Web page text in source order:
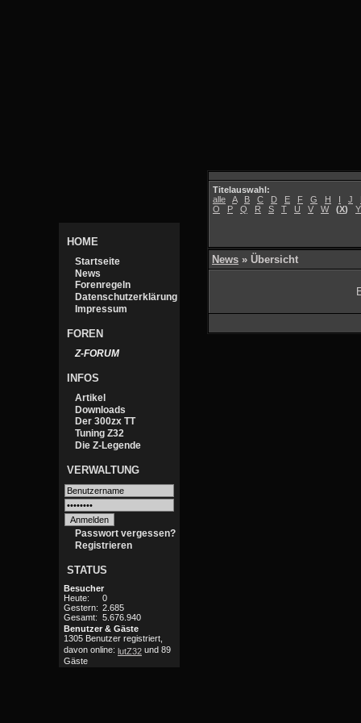
HOME
Startseite
News
Forenregeln
Datenschutzerklärung
Impressum
FOREN
Z-FORUM
INFOS
Artikel
Downloads
Der 300zx TT
Tuning Z32
Die Z-Legende
VERWALTUNG
Passwort vergessen?
Registrieren
STATUS
Besucher
Heute:
0
Gestern: 2.685
Gesamt: 5.676.940
Benutzer & Gäste
1305 Benutzer registriert,
davon online: lutZ32 und 89
Gäste
Titelauswahl:
alle
A B C D E F G H I J
O
P Q R S T U V W (X) Y
News » Übersicht